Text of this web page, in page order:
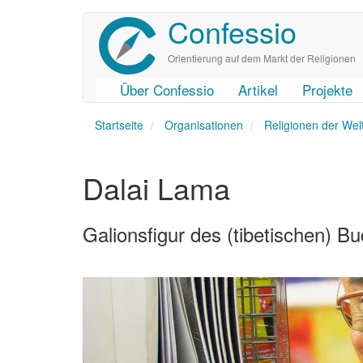
Confessio
Orientierung auf dem Markt der Religionen
User
account
Main
navigation
Über Confessio Artikel Projekte
Startseite Organisationen Religionen der
Dalai Lama
Galionsfigur des (tibetischen)